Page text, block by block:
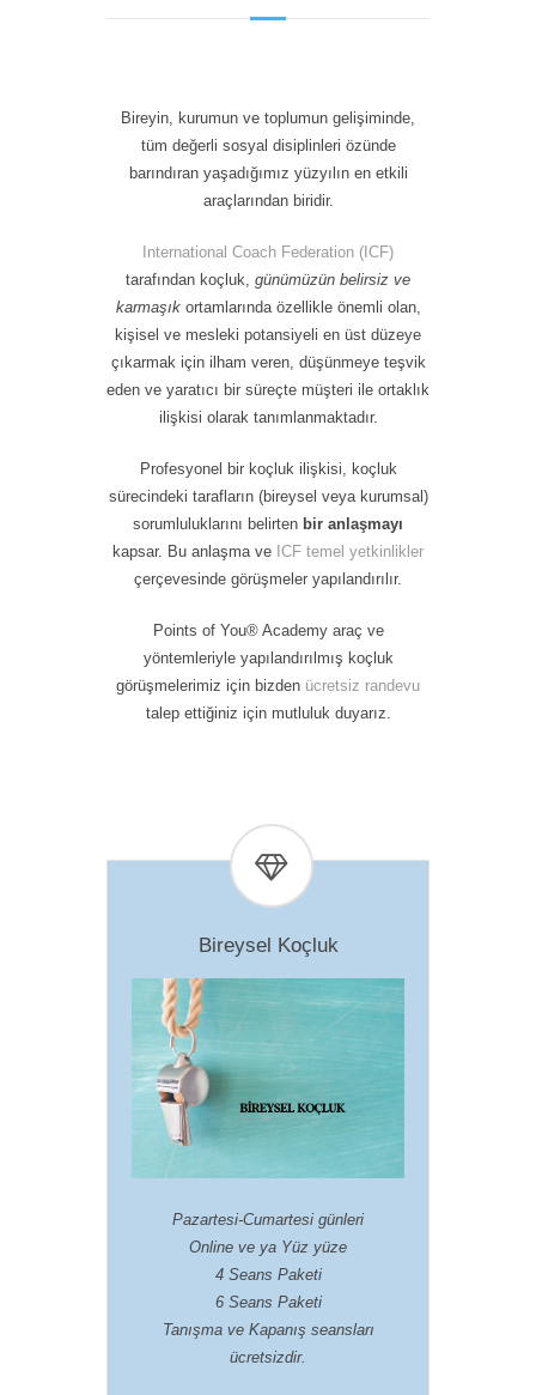
Bireyin, kurumun ve toplumun gelişiminde,
tüm değerli sosyal disiplinleri özünde
barındıran yaşadığımız yüzyılın en etkili
araçlarından biridir.
International Coach Federation (ICF)
tarafından koçluk, günümüzün belirsiz ve
karmaşık ortamlarında özellikle önemli olan,
kişisel ve mesleki potansiyeli en üst düzeye
çıkarmak için ilham veren, düşünmeye teşvik
eden ve yaratıcı bir süreçte müşteri ile ortaklık
ilişkisi olarak tanımlanmaktadır.
Profesyonel bir koçluk ilişkisi, koçluk
sürecindeki tarafların (bireysel veya kurumsal)
sorumluluklarını belirten bir anlaşmayı
kapsar. Bu anlaşma ve ICF temel yetkinlikler
çerçevesinde görüşmeler yapılandırılır.
Points of You® Academy araç ve
yöntemleriyle yapılandırılmış koçluk
görüşmelerimiz için bizden ücretsiz randevu
talep ettiğiniz için mutluluk duyarız.
Bireysel Koçluk
Pazartesi-Cumartesi günleri
Online ve ya Yüz yüze
4 Seans Paketi
6 Seans Paketi
Tanışma ve Kapanış seansları
ücretsizdir.